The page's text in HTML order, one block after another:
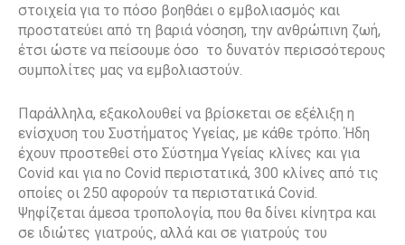
στοιχεία για το πόσο βοηθάει ο εμβολιασμός και
προστατεύει από τη βαριά νόσηση, την ανθρώπινη ζωή,
έτσι ώστε να πείσουμε όσο το δυνατόν περισσότερους
συμπολίτες μας να εμβολιαστούν.
Παράλληλα, εξακολουθεί να βρίσκεται σε εξέλιξη η
ενίσχυση του Συστήματος Υγείας, με κάθε τρόπο. Ήδη
έχουν προστεθεί στο Σύστημα Υγείας κλίνες και για
Covid και για no Covid περιστατικά, 300 κλίνες από τις
οποίες οι 250 αφορούν τα περιστατικά Covid.
Ψηφίζεται άμεσα τροπολογία, που θα δίνει κίνητρα και
σε ιδιώτες γιατρούς, αλλά και σε γιατρούς του